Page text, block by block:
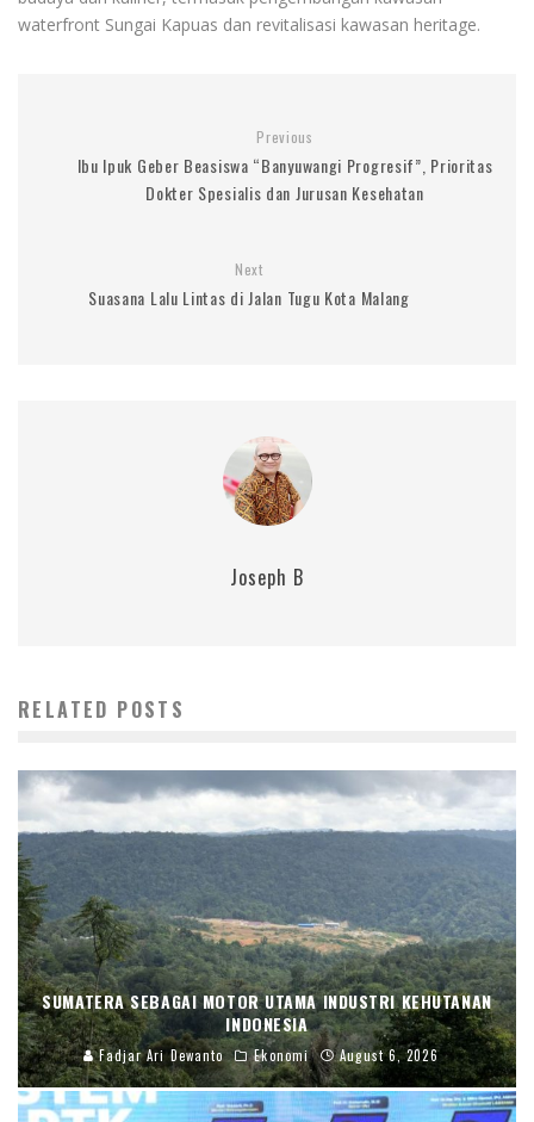
waterfront Sungai Kapuas dan revitalisasi kawasan heritage.
Previous
Ibu Ipuk Geber Beasiswa “Banyuwangi Progresif”, Prioritas
Dokter Spesialis dan Jurusan Kesehatan
Next
Suasana Lalu Lintas di Jalan Tugu Kota Malang
Joseph B
RELATED POSTS
SUMATERA SEBAGAI MOTOR UTAMA INDUSTRI KEHUTANAN
INDONESIA
Fadjar Ari Dewanto Ekonomi August 6, 2026